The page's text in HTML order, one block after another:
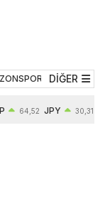
TEKNOLOJİ
DİĞER
64,52 JPY 30,31